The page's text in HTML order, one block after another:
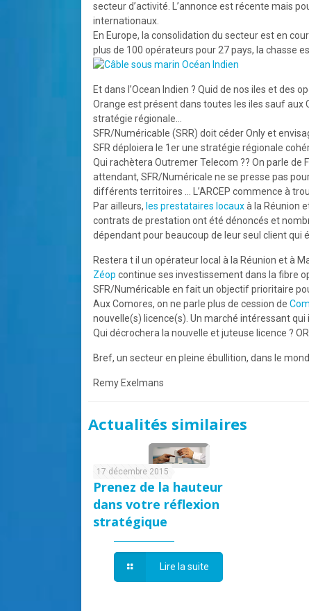
secteur d’activité. L’annonce est récente mais
internationaux.
En Europe, la consolidation du secteur est en
plus de 100 opérateurs pour 27 pays, la chasse
Et dans l’Ocean Indien ? Quid de nos iles et des
Orange est présent dans toutes les iles sauf
stratégie régionale…
SFR/Numéricable (SRR) doit céder Only et
SFR déploiera le 1er une stratégie régionale
Qui rachètera Outremer Telecom ?? On parle de
attendant, SFR/Numéricale ne se presse pas
différents territoires … L’ARCEP commence à
Par ailleurs, les prestataires locauxà la Réunion
contrats de prestation ont été dénoncés et
dépendant pour beaucoup de leur seul client qui
Restera t il un opérateur local à la Réunion et à
Zéop continue ses investissement dans la fibre
SFR/Numéricable en fait un objectif prioritaire
Aux Comores, on ne parle plus de cession de
nouvelle(s) licence(s). Un marché intéressant qui
Qui décrochera la nouvelle et juteuse licence ?
Bref, un secteur en pleine ébullition, dans le
Remy Exelmans
Actualités similaires
17 décembre 2015
Prenez de la hauteur
dans votre réflexion
stratégique
Lire la suite